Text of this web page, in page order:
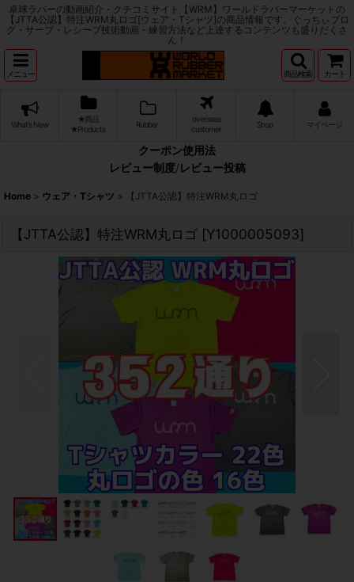
卓球ラバーの動画紹介・クチコミサイト【WRM】ワールドラバーマーケットの
【JTTA公認】特注WRM丸ロゴ[ウェア・Tシャツ]の商品情報です。ぐっちぃブロ
グ・サーブ・レシーブ技術動画・練習方法など上達するコンテンツも盛りだくさ
ん！
メニュー 商品検索 カート
What's New
★商品
★Products
Rubber
overseas
customer
Shop マイページ
クーポン使用法
レビュー制度/レビュー投稿
Home > ウェア・Tシャツ > 【JTTA公認】特注WRM丸ロゴ
【JTTA公認】特注WRM丸ロゴ [Y1000005093]